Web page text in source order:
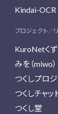
Kindai-OCR
プロジェクト／
KuroNetく
みを（miwo）
つくしプロ
つくしチャッ
つくし堂